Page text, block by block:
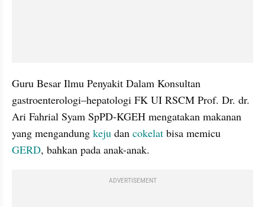
Guru Besar Ilmu Penyakit Dalam Konsultan
gastroenterologi–hepatologi FK UI RSCM Prof. Dr. dr.
Ari Fahrial Syam SpPD-KGEH mengatakan makanan
yang mengandung keju dan cokelat
GERD, bahkan pada anak-anak.
ADVERTISEMENT